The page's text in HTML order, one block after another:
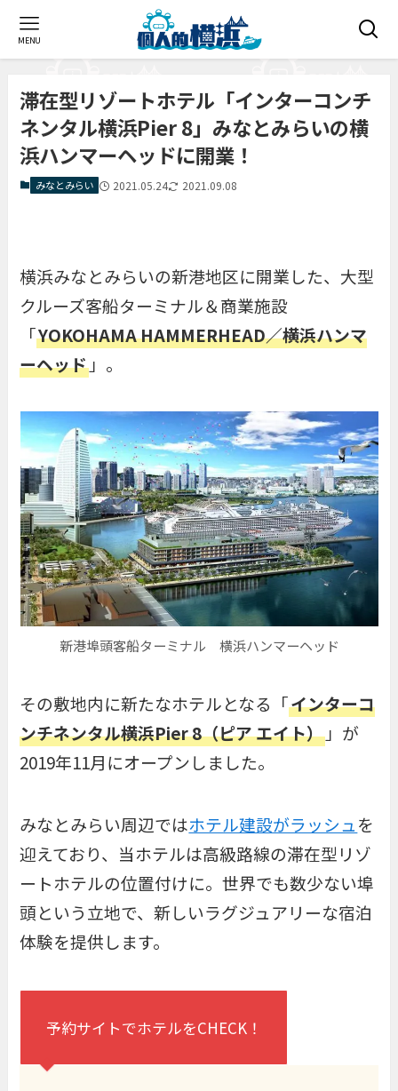
MENU
滞在型リゾートホテル「インターコンチ
ネンタル横浜Pier 8」みなとみらいの横
浜ハンマーヘッドに開業！
みなとみらい 2021.05.24 2021.09.08
横浜みなとみらいの新港地区に開業した、大型
クルーズ客船ターミナル＆商業施設
「YOKOHAMA HAMMERHEAD／横浜ハンマ
ーヘッド 」。
新港埠頭客船ターミナル 横浜ハンマーヘッド
その敷地内に新たなホテルとなる「インターコ
ンチネンタル横浜Pier 8（ピア エイト） 」が
2019年11月にオープンしました。
みなとみらい周辺ではホテル建設がラッシュを
迎えており、当ホテルは高級路線の滞在型リゾ
ートホテルの位置付けに。世界でも数少ない埠
頭という立地で、新しいラグジュアリーな宿泊
体験を提供します。
予約サイトでホテルをCHECK！